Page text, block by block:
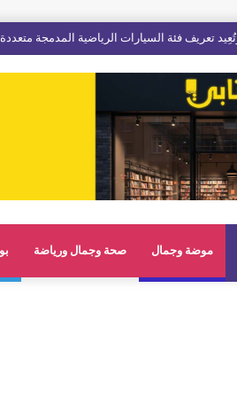
موضة وجمال صحة وجمال ورياضة